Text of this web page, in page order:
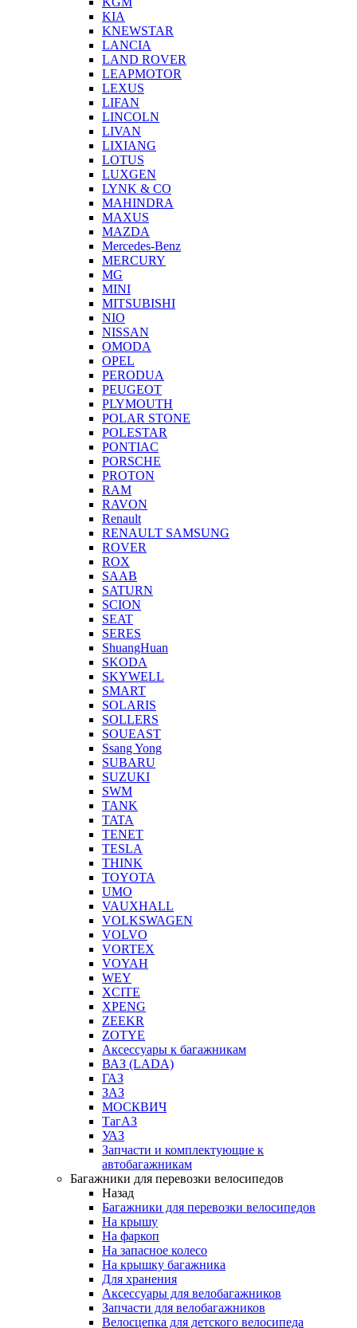
KIA
KNEWSTAR
LANCIA
LAND ROVER
LEAPMOTOR
LEXUS
LIFAN
LINCOLN
LIVAN
LIXIANG
LOTUS
LUXGEN
LYNK & CO
MAHINDRA
MAXUS
MAZDA
Mercedes-Benz
MERCURY
MG
MINI
MITSUBISHI
NIO
NISSAN
OMODA
OPEL
PERODUA
PEUGEOT
PLYMOUTH
POLAR STONE
POLESTAR
PONTIAC
PORSCHE
PROTON
RAM
RAVON
Renault
RENAULT SAMSUNG
ROVER
ROX
SAAB
SATURN
SCION
SEAT
SERES
ShuangHuan
SKODA
SKYWELL
SMART
SOLARIS
SOLLERS
SOUEAST
Ssang Yong
SUBARU
SUZUKI
SWM
TANK
TATA
TENET
TESLA
THINK
TOYOTA
UMO
VAUXHALL
VOLKSWAGEN
VOLVO
VORTEX
VOYAH
WEY
XCITE
XPENG
ZEEKR
ZOTYE
Аксессуары к багажникам
ВАЗ (LADA)
ГАЗ
ЗАЗ
МОСКВИЧ
ТагАЗ
УАЗ
Запчасти и комплектующие к
автобагажникам
Багажники для перевозки велосипедов
Назад
Багажники для перевозки велосипедов
На крышу
На фаркоп
На запасное колесо
На крышку багажника
Для хранения
Аксессуары для велобагажников
Запчасти для велобагажников
Велосцепка для детского велосипеда